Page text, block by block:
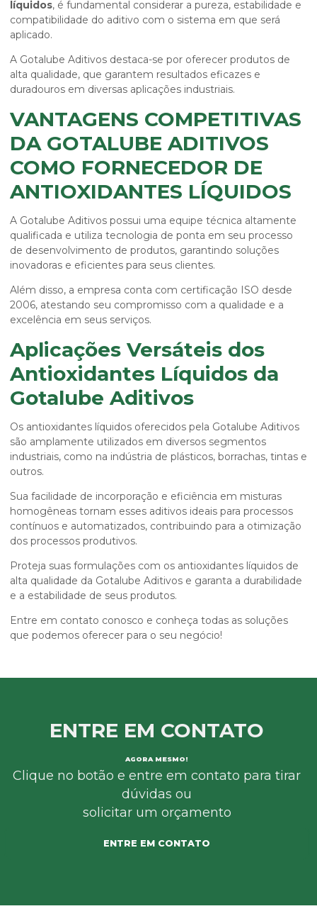
líquidos, é fundamental considerar a pureza, estabilidade e
compatibilidade do aditivo com o sistema em que será
aplicado.
A Gotalube Aditivos destaca-se por oferecer produtos de
alta qualidade, que garantem resultados eficazes e
duradouros em diversas aplicações industriais.
VANTAGENS COMPETITIVAS
DA GOTALUBE ADITIVOS
COMO FORNECEDOR DE
ANTIOXIDANTES LÍQUIDOS
A Gotalube Aditivos possui uma equipe técnica altamente
qualificada e utiliza tecnologia de ponta em seu processo
de desenvolvimento de produtos, garantindo soluções
inovadoras e eficientes para seus clientes.
Além disso, a empresa conta com certificação ISO desde
2006, atestando seu compromisso com a qualidade e a
excelência em seus serviços.
Aplicações Versáteis dos
Antioxidantes Líquidos da
Gotalube Aditivos
Os antioxidantes líquidos oferecidos pela Gotalube Aditivos
são amplamente utilizados em diversos segmentos
industriais, como na indústria de plásticos, borrachas, tintas e
outros.
Sua facilidade de incorporação e eficiência em misturas
homogêneas tornam esses aditivos ideais para processos
contínuos e automatizados, contribuindo para a otimização
dos processos produtivos.
Proteja suas formulações com os antioxidantes líquidos de
alta qualidade da Gotalube Aditivos e garanta a durabilidade
e a estabilidade de seus produtos.
Entre em contato conosco e conheça todas as soluções
que podemos oferecer para o seu negócio!
ENTRE EM CONTATO
AGORA MESMO!
Clique no botão e entre em contato para tirar
dúvidas ou
solicitar um orçamento
ENTRE EM CONTATO